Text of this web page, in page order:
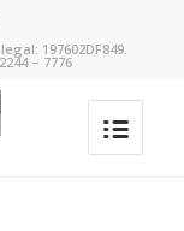
197602DF849.
– 7776